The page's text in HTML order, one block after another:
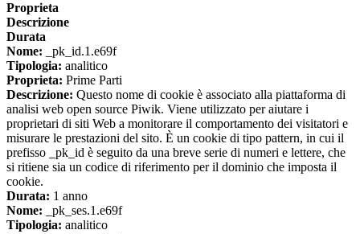
Proprieta
Descrizione
Durata
Nome: _pk_id.1.e69f
Tipologia: analitico
Proprieta: Prime Parti
Descrizione: Questo nome di cookie è associato alla piattaforma di
analisi web open source Piwik. Viene utilizzato per aiutare i
proprietari di siti Web a monitorare il comportamento dei visitatori e
misurare le prestazioni del sito. È un cookie di tipo pattern, in cui il
prefisso _pk_id è seguito da una breve serie di numeri e lettere, che
si ritiene sia un codice di riferimento per il dominio che imposta il
cookie.
Durata: 1 anno
Nome: _pk_ses.1.e69f
Tipologia: analitico